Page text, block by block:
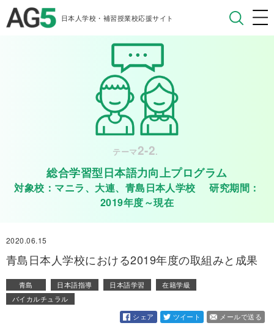
日本人学校・補習授業校応援サイト
テーマ2-2.
総合学習型日本語力向上プログラム
対象校：マニラ、大連、青島日本人学校 研究期間：
2019年度～現在
2020.06.15
青島日本人学校における2019年度の取組みと成果
青島 日本語指導 日本語学習
在籍学級
バイカルチュラル
シェア
ツイート メールで送る